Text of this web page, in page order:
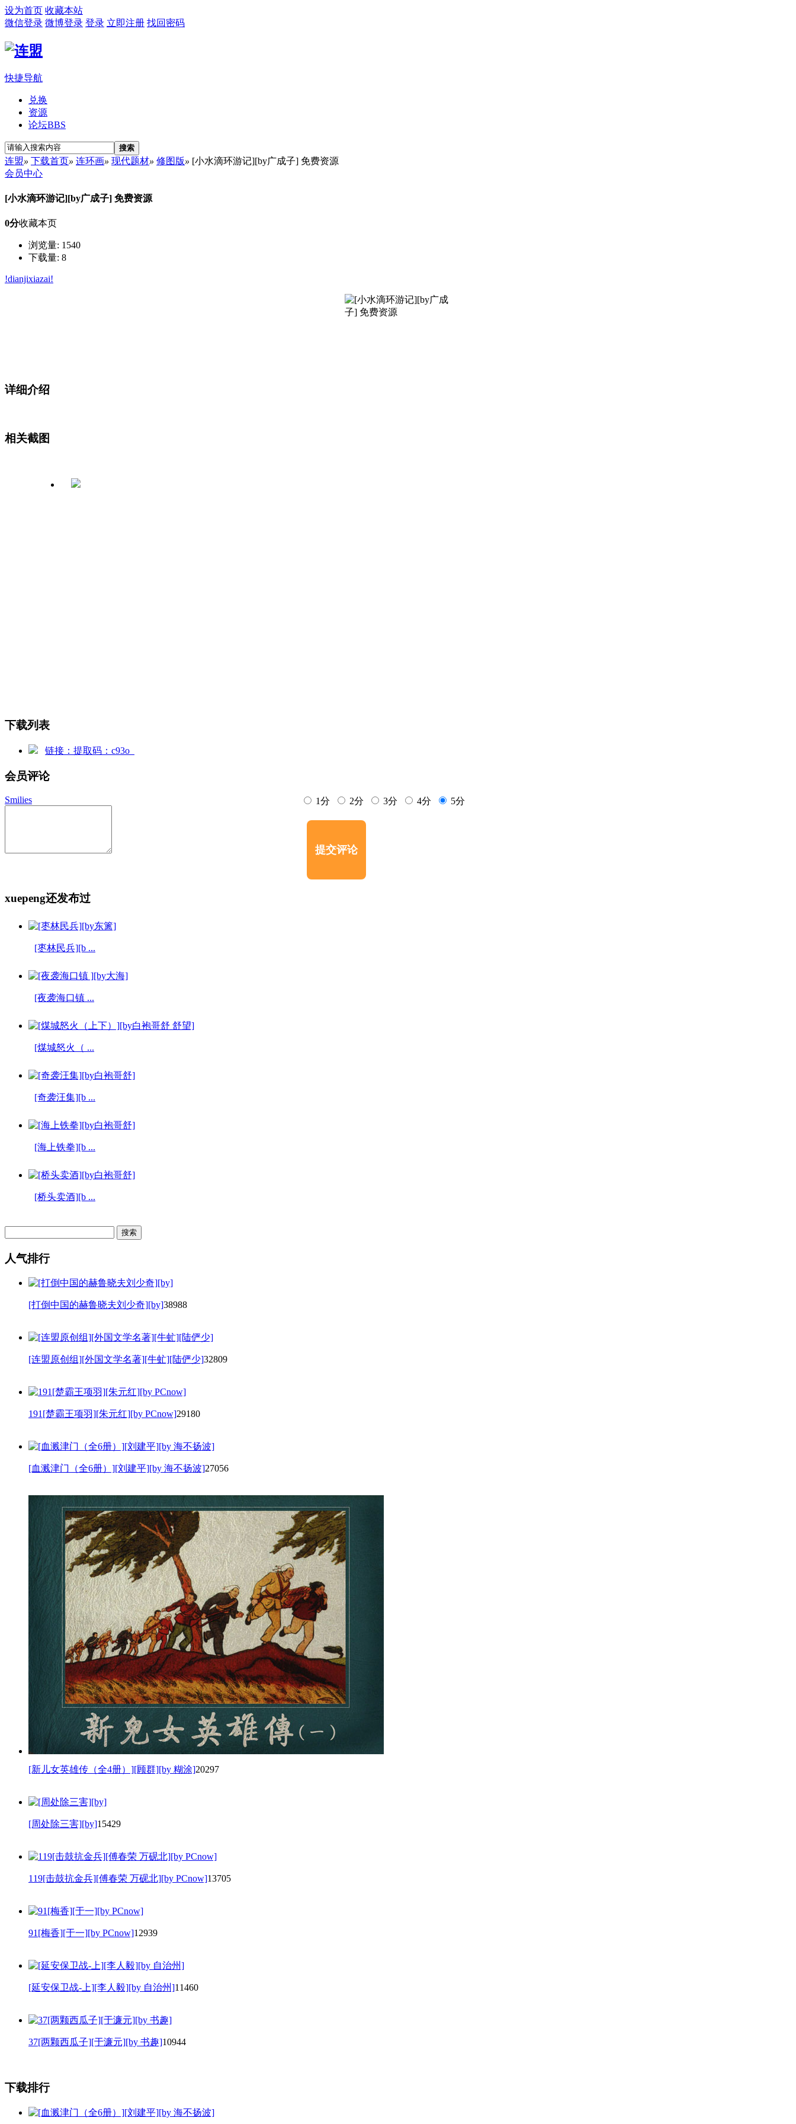
设为首页 收藏本站
微信登录 微博登录 登录 立即注册 找回密码
快捷导航
兑换
资源
论坛BBS
搜索
连盟» 下载首页» 连环画» 现代题材» 修图版» [小水滴环游记][by广成子] 免费资源
会员中心
[小水滴环游记][by广成子] 免费资源
0分收藏本页
浏览量: 1540
下载量: 8
!dianjixiazai!
详细介绍
相关截图
下载列表
链接：提取码：c93o
会员评论
1分 2分 3分 4分 5分
Smilies
提交评论
xuepeng还发布过
[枣林民兵][b ...
[夜袭海口镇 ...
[煤城怒火（ ...
[奇袭汪集][b ...
[海上铁拳][b ...
[桥头卖酒][b ...
人气排行
[打倒中国的赫鲁晓夫刘少奇][by]38988
[连盟原创组][外国文学名著][牛虻][陆俨少]32809
191[楚霸王项羽][朱元红][by PCnow]29180
[血溅津门（全6册）][刘建平][by 海不扬波]27056
[新儿女英雄传（全4册）][顾群][by 糊涂]20297
[周处除三害][by]15429
119[击鼓抗金兵][傅春荣 万砚北][by PCnow]13705
91[梅香][于一][by PCnow]12939
[延安保卫战-上][李人毅][by 自治州]11460
37[两颗西瓜子][于濂元][by 书趣]10944
下载排行